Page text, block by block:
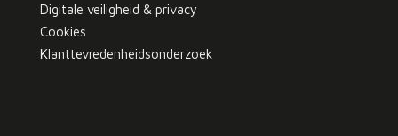
Digitale veiligheid & privacy
Cookies
Klanttevredenheidsonderzoek